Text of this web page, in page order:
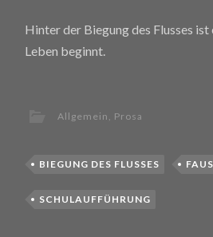
Hinter der Biegung des Flusses ist
Leben beginnt.
Allgemein , Prosa
BIEGUNG DES FLUSSES
SCHULAUFFÜHRUNG